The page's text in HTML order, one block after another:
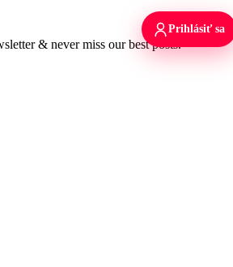
& never miss our best posts.
Prihlásiť sa